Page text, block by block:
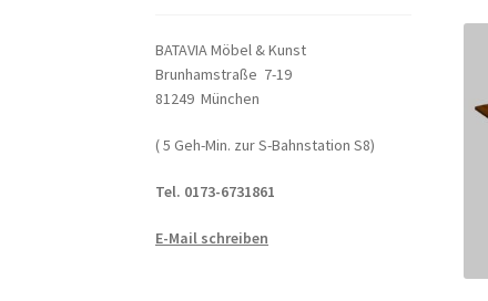
BATAVIA Möbel & Kunst
Brunhamstraße 7-19
81249 München
( 5 Geh-Min. zur S-Bahnstation S8)
Tel. 0173-6731861
E-Mail schreiben